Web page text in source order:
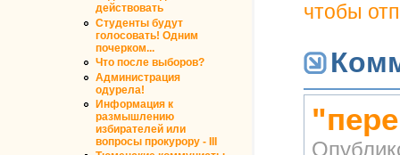
действовать
Студенты будут
голосовать! Одним
почерком...
Что после выборов?
Администрация
одурела!
Информация к
размышлению
избирателей или
вопросы прокурору - III
чтобы